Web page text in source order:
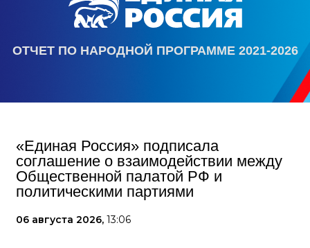
ОТЧЕТ ПО НАРОДНОЙ ПРОГРАММЕ 2021-2026
«Единая Россия» подписала
соглашение о взаимодействии между
Общественной палатой РФ и
политическими партиями
06 августа 2026, 13:06